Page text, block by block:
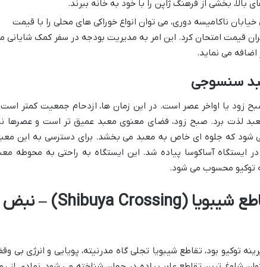
بالا، بخشی از فرهنگ ژاپن را با خود به خانه ببرند.
ناکامیسه دوری، می توان انواع خوراکی های محلی را با قیمت
قیمت امتحان کرد. این امر به مدیریت بودجه در سفر کمک شایانی
می نماید.
سنسوجی
زود یا اواخر عصر است. در این زمان ها، ازدحام جمعیت کمتر
لذت برد. صبح زود، فضای معنوی معبد عمیق تر است و عصرها
شود که جلوه ای خاص به معبد می بخشد. برای دسترسی به این
ایستگاه آساکوسا پیاده شد. این ایستگاه به راحتی به محوطه
توکیو محسوب می شود.
تپش قلب مدرن توکیو: تقاطع شیبویا (Shibuya Crossing) – نبض
توکیو بود، تقاطع شیبویا تجلی گاه مدرنیته، پویایی و انرژی بی